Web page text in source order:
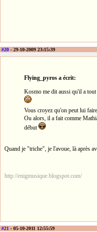
#20 - 29-10-2009 23:15:39
Flying_pyros a écrit:
Kosmo me dit aussi qu'il a
Vous croyez qu'on peut lui
Ou alors, il a fait comme
début
Quand je "triche", je l'avoue, là après
http://enigmusique.blogspot.com/
#21 - 05-10-2011 12:55:59